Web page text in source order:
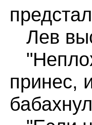
Лев
принес,